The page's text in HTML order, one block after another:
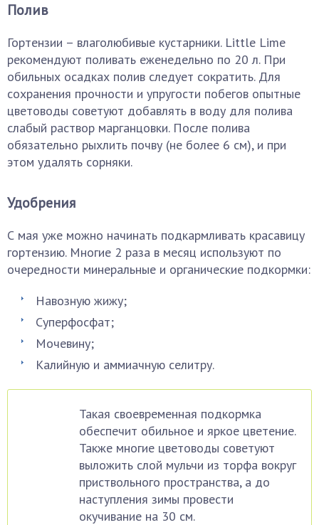
Полив
Гортензии – влаголюбивые кустарники. Little Lime
рекомендуют поливать еженедельно по 20 л. При
обильных осадках полив следует сократить. Для
сохранения прочности и упругости побегов опытные
цветоводы советуют добавлять в воду для полива
слабый раствор марганцовки. После полива
обязательно рыхлить почву (не более 6 см), и при
этом удалять сорняки.
Удобрения
С мая уже можно начинать подкармливать красавицу
гортензию. Многие 2 раза в месяц используют по
очередности минеральные и органические подкормки:
Навозную жижу;
Суперфосфат;
Мочевину;
Калийную и аммиачную селитру.
Такая своевременная подкормка
обеспечит обильное и яркое цветение.
Также многие цветоводы советуют
выложить слой мульчи из торфа вокруг
приствольного пространства, а до
наступления зимы провести
окучивание на 30 см.